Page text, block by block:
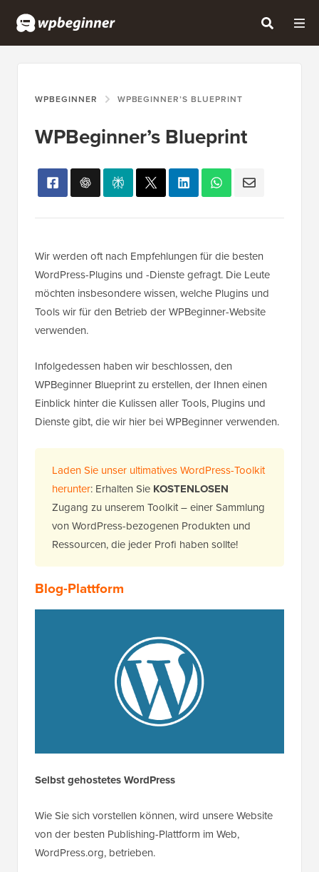
WPBEGINNER WPBEGINNER’S BLUEPRINT
WPBeginner’s Blueprint
Wir werden oft nach Empfehlungen für die besten
WordPress-Plugins und -Dienste gefragt. Die Leute
möchten insbesondere wissen, welche Plugins und
Tools wir für den Betrieb der WPBeginner-Website
verwenden.
Infolgedessen haben wir beschlossen, den
WPBeginner Blueprint zu erstellen, der Ihnen einen
Einblick hinter die Kulissen aller Tools, Plugins und
Dienste gibt, die wir hier bei WPBeginner verwenden.
Laden Sie unser ultimatives WordPress-Toolkit
herunter: Erhalten Sie KOSTENLOSEN
Zugang zu unserem Toolkit – einer Sammlung
von WordPress-bezogenen Produkten und
Ressourcen, die jeder Profi haben sollte!
Blog-Plattform
Selbst gehostetes WordPress
Wie Sie sich vorstellen können, wird unsere Website
von der besten Publishing-Plattform im Web,
WordPress.org, betrieben.